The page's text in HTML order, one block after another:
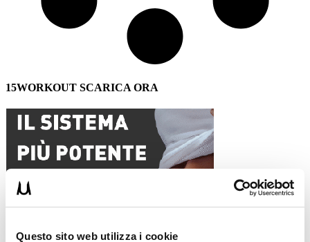
Questo sito web utilizza i cookie
15WORKOUT SCARICA ORA